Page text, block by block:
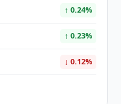
↑ 0.24%
↑ 0.23%
↓ 0.12%